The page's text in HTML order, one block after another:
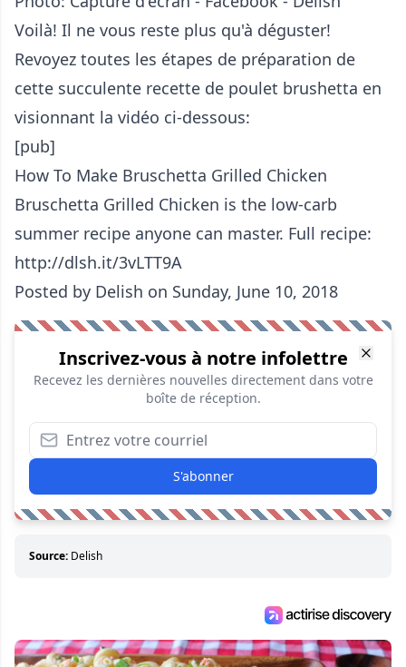
Voilà! Il ne vous reste plus qu'à déguster!
Revoyez toutes les étapes de préparation de
cette succulente recette de poulet brushetta en
visionnant la vidéo ci-dessous:
[pub]
How To Make Bruschetta Grilled Chicken
Bruschetta Grilled Chicken is the low-carb
summer recipe anyone can master. Full recipe:
http://dlsh.it/3vLTT9A
Posted by Delish on Sunday, June 10, 2018
Inscrivez-vous à notre infolettre
Recevez les dernières nouvelles directement dans votre
boîte de réception.
S'abonner
Source: Delish